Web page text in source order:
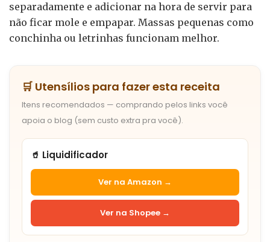
separadamente e adicionar na hora de servir para
não ficar mole e empapar. Massas pequenas como
conchinha ou letrinhas funcionam melhor.
🛒 Utensílios para fazer esta receita
Itens recomendados — comprando pelos links você
apoia o blog (sem custo extra pra você).
🥤 Liquidificador
Ver na Amazon →
Ver na Shopee →